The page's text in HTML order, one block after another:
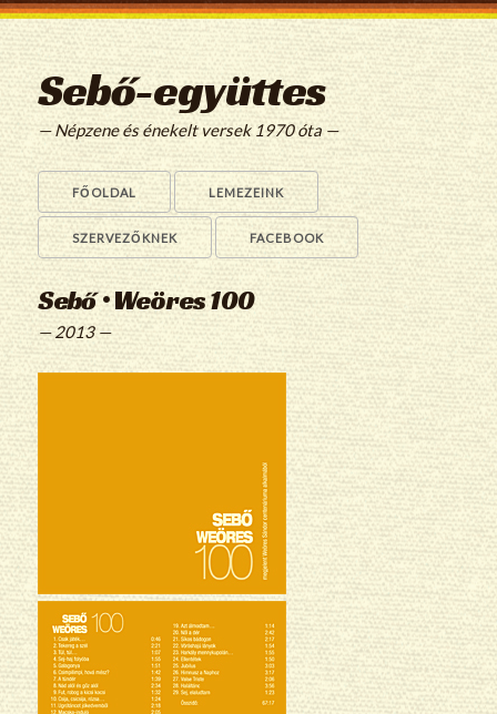
Sebő-együttes
— Népzene és énekelt versek 1970 óta —
FŐOLDAL LEMEZEINK
SZERVEZŐKNEK FACEBOOK
Sebő • Weöres 100
— 2013 —